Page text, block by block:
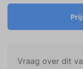
Vraag over dit
weergeven
voor de